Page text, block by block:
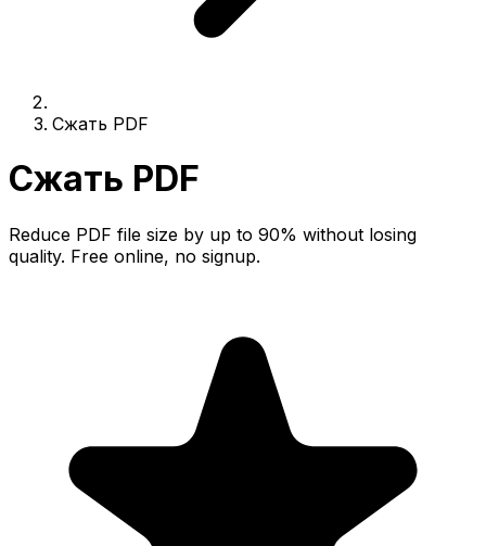
Сжать PDF
Сжать PDF
Reduce PDF file size by up to 90% without losing
quality. Free online, no signup.